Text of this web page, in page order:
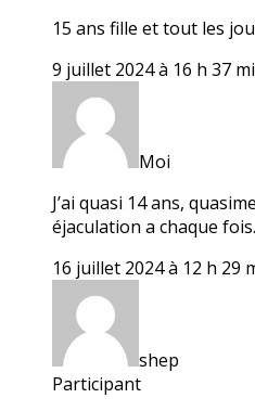
15 ans fille et tout les
9 juillet 2024 à 16 h 37
Moi
J’ai quasi 14 ans,
éjaculation a chaque fois.
16 juillet 2024 à 12 h 29
shep
Participant